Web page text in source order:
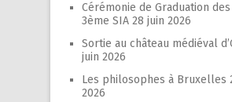
Cérémonie de Graduation
3ème SIA 28 juin 2026
Sortie au château médiéval
juin 2026
Les philosophes à Bruxelles
2026